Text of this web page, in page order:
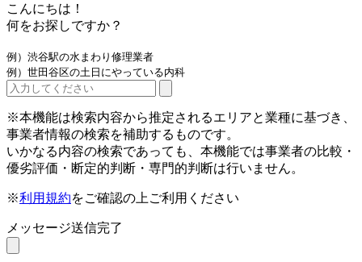
こんにちは！
何をお探しですか？
例）渋谷駅の水まわり修理業者
例）世田谷区の土日にやっている内科
※本機能は検索内容から推定されるエリアと業種に基づき、
事業者情報の検索を補助するものです。
いかなる内容の検索であっても、本機能では事業者の比較・
優劣評価・断定的判断・専門的判断は行いません。
※利用規約をご確認の上ご利用ください
メッセージ送信完了